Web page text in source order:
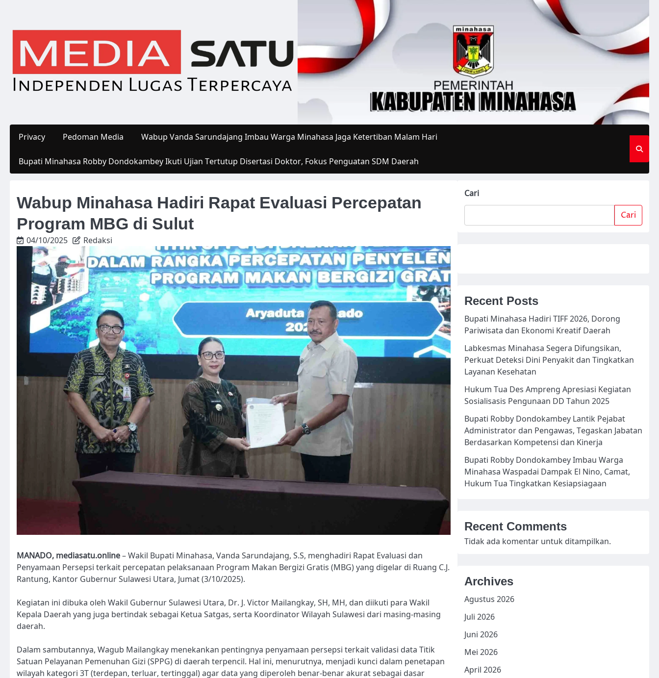
content
Privacy Pedoman Media Wabup Vanda Sarundajang Imbau Warga Minahasa Jaga Ketertiban Malam Hari
Bupati Minahasa Robby Dondokambey Ikuti Ujian Tertutup Disertasi Doktor, Fokus Penguatan SDM Daerah
Wabup Minahasa Hadiri Rapat Evaluasi Percepatan
Program MBG di Sulut
04/10/2025 Redaksi
MANADO, mediasatu.online– Wakil Bupati Minahasa, Vanda Sarundajang, S.S, menghadiri Rapat Evaluasi dan
Penyamaan Persepsi terkait percepatan pelaksanaan Program Makan Bergizi Gratis (MBG) yang digelar di Ruang C.J.
Rantung, Kantor Gubernur Sulawesi Utara, Jumat (3/10/2025).
Kegiatan ini dibuka oleh Wakil Gubernur Sulawesi Utara, Dr. J. Victor Mailangkay, SH, MH, dan diikuti para Wakil
Kepala Daerah yang juga bertindak sebagai Ketua Satgas, serta Koordinator Wilayah Sulawesi dari masing-masing
daerah.
Dalam sambutannya, Wagub Mailangkay menekankan pentingnya penyamaan persepsi terkait validasi data Titik
Satuan Pelayanan Pemenuhan Gizi (SPPG) di daerah terpencil. Hal ini, menurutnya, menjadi kunci dalam penetapan
wilayah kategori 3T (terdepan, terluar, tertinggal) agar data yang diperoleh benar-benar akurat sebagai dasar
Cari
Cari
Recent Posts
Bupati Minahasa Hadiri TIFF 2026, Dorong
Pariwisata dan Ekonomi Kreatif Daerah
Labkesmas Minahasa Segera Difungsikan,
Perkuat Deteksi Dini Penyakit dan Tingkatkan
Layanan Kesehatan
Hukum Tua Des Ampreng Apresiasi Kegiatan
Sosialisasis Pengunaan DD Tahun 2025
Bupati Robby Dondokambey Lantik Pejabat
Administrator dan Pengawas, Tegaskan Jabatan
Berdasarkan Kompetensi dan Kinerja
Bupati Robby Dondokambey Imbau Warga
Minahasa Waspadai Dampak El Nino, Camat,
Hukum Tua Tingkatkan Kesiapsiagaan
Recent Comments
Tidak ada komentar untuk ditampilkan.
Archives
Agustus 2026
Juli 2026
Juni 2026
Mei 2026
April 2026